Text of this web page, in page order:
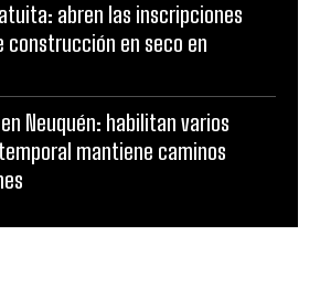
abren las inscripciones
construcción en seco en
Neuquén: habilitan varios
mantiene caminos